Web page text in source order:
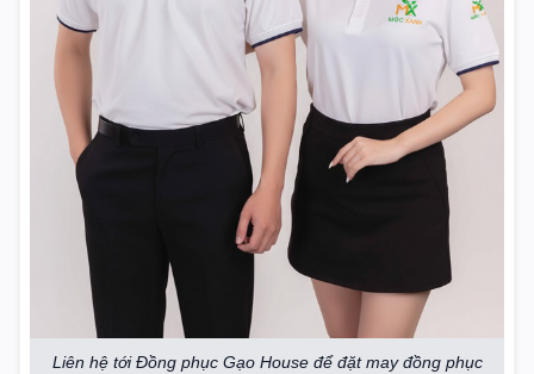
Liên hệ tới Đồng phục Gạo House để đặt may đồng phục